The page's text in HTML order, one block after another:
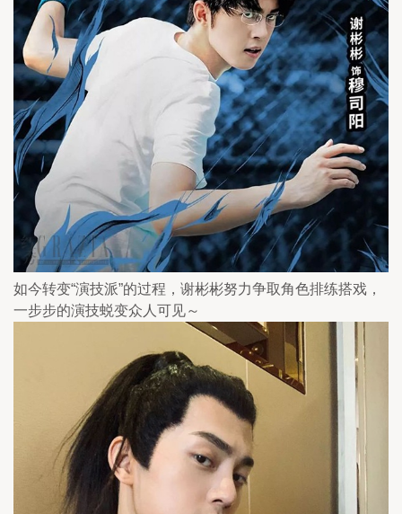
如今转变“演技派”的过程，谢彬彬努力争取角色排练搭戏，
一步步的演技蜕变众人可见～